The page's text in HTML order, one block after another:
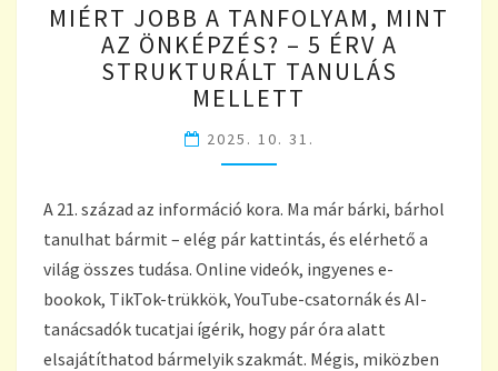
JOBB
A
TANFOLYAM,
MINT
ÖNKÉPZÉS?
–
ÉRV
A
STRUKTURÁLT
TANULÁS
MELLETT
MIÉRT JOBB A TANFOLYAM, MINT
AZ ÖNKÉPZÉS? – 5 ÉRV A
STRUKTURÁLT TANULÁS
MELLETT
2025. 10. 31.
A 21. század az információ kora. Ma már bárki, bárhol
tanulhat bármit – elég pár kattintás, és elérhető a
világ összes tudása. Online videók, ingyenes e-
bookok, TikTok-trükkök, YouTube-csatornák és AI-
tanácsadók tucatjai ígérik, hogy pár óra alatt
elsajátíthatod bármelyik szakmát. Mégis, miközben